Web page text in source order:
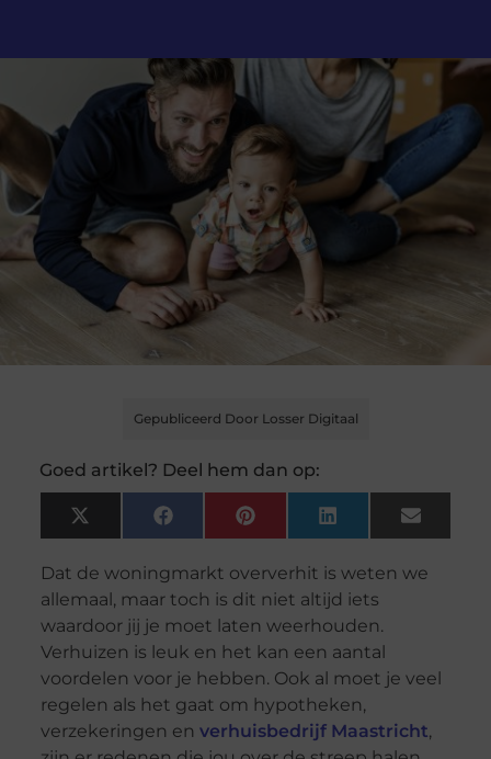
Gepubliceerd Door Losser Digitaal
Goed artikel? Deel hem dan op:
X
(Twitter)
FacebookPinterest LinkedIn Email
Dat de woningmarkt oververhit is weten we
allemaal, maar toch is dit niet altijd iets
waardoor jij je moet laten weerhouden.
Verhuizen is leuk en het kan een aantal
voordelen voor je hebben. Ook al moet je veel
regelen als het gaat om hypotheken,
verzekeringen en verhuisbedrijf Maastricht,